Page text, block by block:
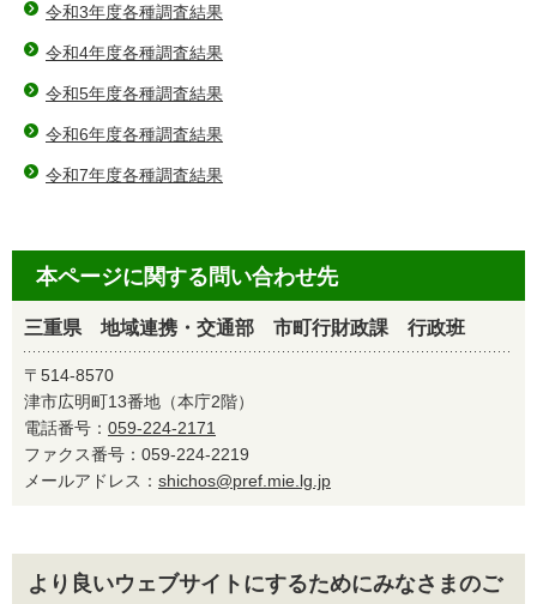
令和3年度各種調査結果
令和4年度各種調査結果
令和5年度各種調査結果
令和6年度各種調査結果
令和7年度各種調査結果
本ページに関する問い合わせ先
三重県 地域連携・交通部 市町行財政課 行政班
〒514-8570
津市広明町13番地（本庁2階）
電話番号： 059-224-2171
ファクス番号：059-224-2219
メールアドレス： shichos@pref.mie.lg.jp
より良いウェブサイトにするためにみなさまのご